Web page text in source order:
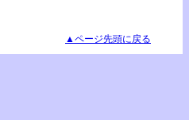
▲ページ先頭に戻る